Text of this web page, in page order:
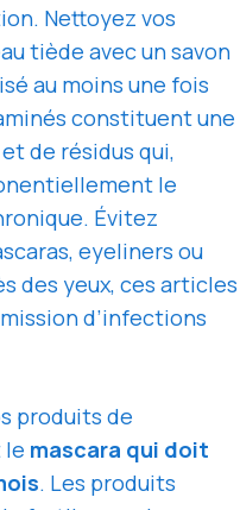
Nettoyez vos
tiède avec un savon
au moins une fois
constituent une
de résidus qui,
le
Évitez
eyeliners ou
des yeux, ces articles
d’infections
produits de
le mascara qui doit
. Les produits